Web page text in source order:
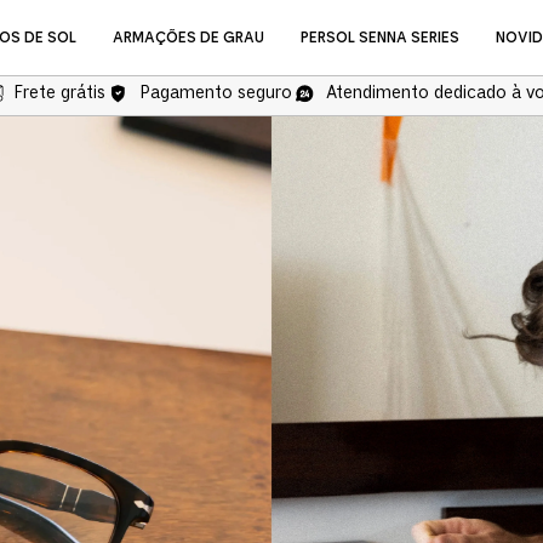
DE SOL ARMAÇÕES DE GRAU PERSOL SENNA SERIES
NOVIDADES
Óculos de Grau
COMPRAR ÓCULOS DE
Frete grátis Pagamento seguro Atendimento dedicado à